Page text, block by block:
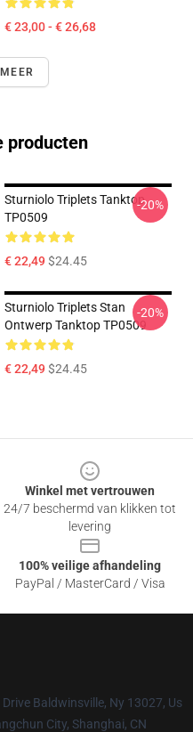
€ 23,00 - € 26,68
producten
Sturniolo Triplets Tanktop
TP0509
€ 22,49$24.45
-20%
Sturniolo Triplets Stan
Ontwerp Tanktop TP0509
€ 22,49$24.45
-20%
Winkel met vertrouwen
24/7 beschermd van klikken tot
levering
100% veilige afhandeling
PayPal / MasterCard / Visa
Baldwinsville, Ny 13027, Us
City, Shanghai, CN